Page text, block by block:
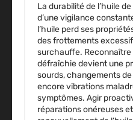
La durabilité de l’huile
d’une vigilance
l’huile perd ses
des frottements
surchauffe. Reconnaître
défraîchie devient une
sourds, changements
encore vibrations
symptômes. Agir
réparations onéreuses